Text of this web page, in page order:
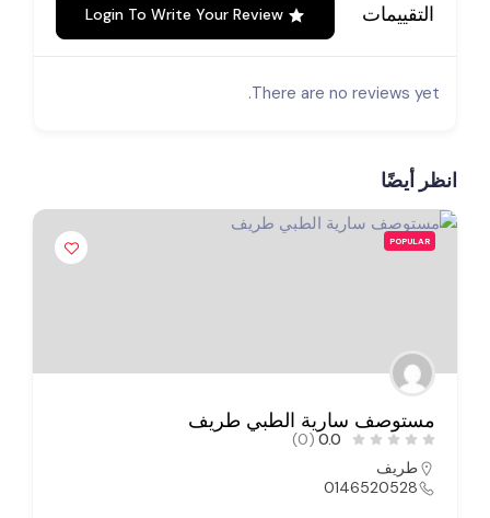
التقييمات Login To Write Your Review
There are no reviews yet.
انظر أيضًا
POPULAR
مستوصف سارية الطبي طريف
0.0
(0)
طريف
0146520528